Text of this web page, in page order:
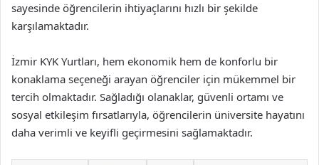
sayesinde öğrencilerin ihtiyaçlarını hızlı bir şekilde
karşılamaktadır.
İzmir KYK Yurtları, hem ekonomik hem de konforlu bir
konaklama seçeneği arayan öğrenciler için mükemmel bir
tercih olmaktadır. Sağladığı olanaklar, güvenli ortamı ve
sosyal etkileşim fırsatlarıyla, öğrencilerin üniversite hayatını
daha verimli ve keyifli geçirmesini sağlamaktadır.